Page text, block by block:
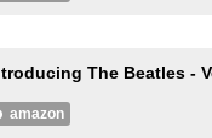
The Beatles -
amazon